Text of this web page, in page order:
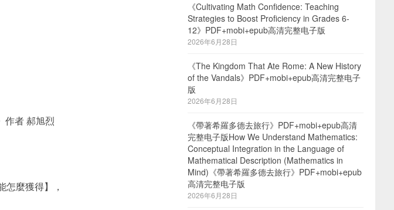
作者 郝旭烈
麼獲得】，
《Cultivating Math Confidence: Teaching
Strategies to Boost Proficiency in Grades 6-
12》PDF+mobi+epub高清完整电子版
2026年6月28日
《The Kingdom That Ate Rome: A New History
of the Vandals》PDF+mobi+epub高清完整电子
版
2026年6月28日
《帶著希羅多德去旅行》PDF+mobi+epub高清
完整电子版How We Understand Mathematics:
Conceptual Integration in the Language of
Mathematical Description (Mathematics in
Mind)《帶著希羅多德去旅行》PDF+mobi+epub
高清完整电子版
2026年6月28日